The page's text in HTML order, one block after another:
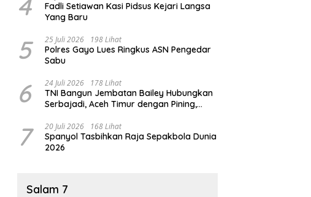
4
Fadli Setiawan Kasi Pidsus Kejari Langsa
Yang Baru
5 25 Juli 2026 198 Lihat
Polres Gayo Lues Ringkus ASN Pengedar
Sabu
6 24 Juli 2026 178 Lihat
TNI Bangun Jembatan Bailey Hubungkan
Serbajadi, Aceh Timur dengan Pining,
7 20 Juli 2026 168 Lihat
Spanyol Tasbihkan Raja Sepakbola Dunia
2026
Salam 7